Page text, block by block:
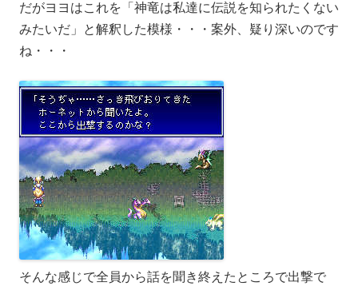
だがヨヨはこれを「神竜は私達に伝説を知られたくない
みたいだ」と解釈した模様・・・案外、疑り深いのです
ね・・・
そんな感じで全員から話を聞き終えたところで出撃で